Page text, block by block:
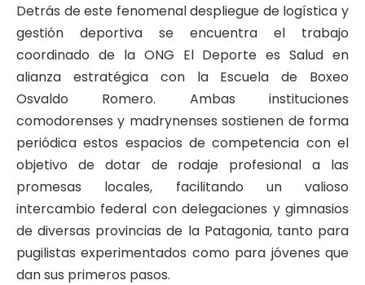
Detrás de este fenomenal despliegue de logística y
gestión deportiva se encuentra el trabajo
coordinado de la ONG El Deporte es Salud en
alianza estratégica con la Escuela de Boxeo
Osvaldo Romero. Ambas instituciones
comodorenses y madrynenses sostienen de forma
periódica estos espacios de competencia con el
objetivo de dotar de rodaje profesional a las
promesas locales, facilitando un valioso
intercambio federal con delegaciones y gimnasios
de diversas provincias de la Patagonia, tanto para
pugilistas experimentados como para jóvenes que
dan sus primeros pasos.